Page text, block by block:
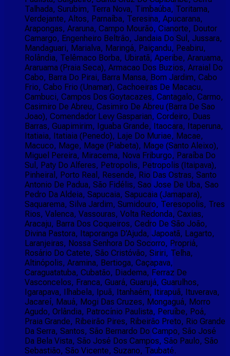
Talhada, Surubim, Terra Nova, Timbaúba, Toritama,
Verdejante, Altos, Parnaíba, Teresina, Apucarana,
Arapongas, Araruna, Campo Mourão, Cianorte, Doutor
Camargo, Engenheiro Beltrão, Jandaia Do Sul, Jussara,
Mandaguari, Marialva, Maringá, Paiçandu, Peabiru,
Rolândia, Telêmaco Borba, Ubiratã, Aperibe, Araruama,
Araruama (Praia Seca), Armacao Dos Buzios, Arraial Do
Cabo, Barra Do Pirai, Barra Mansa, Bom Jardim, Cabo
Frio, Cabo Frio (Unamar), Cachoeiras De Macacu,
Cambuci, Campos Dos Goytacazes, Cantagalo, Carmo,
Casimiro De Abreu, Casimiro De Abreu (Barra De Sao
Joao), Comendador Levy Gasparian, Cordeiro, Duas
Barras, Guapimirim, Iguaba Grande, Itaocara, Itaperuna,
Itatiaia, Itatiaia (Penedo), Laje Do Muriae, Macae,
Macuco, Mage, Mage (Piabeta), Mage (Santo Aleixo),
Miguel Pereira, Miracema, Nova Friburgo, Paraíba Do
Sul, Paty Do Alferes, Petropolis, Petropolis (Itaipava),
Pinheiral, Porto Real, Resende, Rio Das Ostras, Santo
Antonio De Padua, São Fidélis, Sao Jose De Uba, Sao
Pedro Da Aldeia, Sapucaia, Sapucaia (Jamapara),
Saquarema, Silva Jardim, Sumidouro, Teresopolis, Tres
Rios, Valenca, Vassouras, Volta Redonda, Caxias,
Aracaju, Barra Dos Coqueiros, Cedro De São João,
Divina Pastora, Itaporanga D'Ajuda, Japoatã, Lagarto,
Laranjeiras, Nossa Senhora Do Socorro, Propriá,
Rosário Do Catete, São Cristóvão, Siriri, Telha,
Altinópolis, Aramina, Bertioga, Caçapava,
Caraguatatuba, Cubatão, Diadema, Ferraz De
Vasconcelos, Franca, Guará, Guarujá, Guarulhos,
Igarapava, Ilhabela, Ipuã, Itanhaém, Itirapuã, Ituverava,
Jacareí, Mauá, Mogi Das Cruzes, Mongaguá, Morro
Agudo, Orlândia, Patrocínio Paulista, Peruíbe, Poá,
Praia Grande, Ribeirão Pires, Ribeirão Preto, Rio Grande
Da Serra, Santos, São Bernardo Do Campo, São José
Da Bela Vista, São José Dos Campos, São Paulo, São
Sebastião, São Vicente, Suzano, Taubaté.